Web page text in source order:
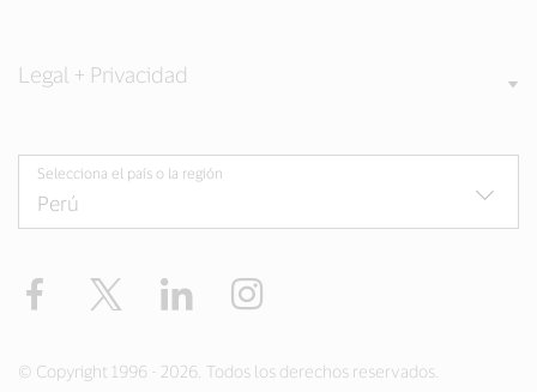
Legal + Privacidad
Selecciona el país o la región
Facebook Twitter LinkedIn
© Copyright 1996 - 2026. Todos los derechos reservados.